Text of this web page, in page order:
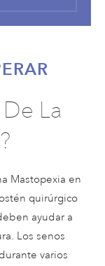
La
Mastopexia en
quirúrgico
ayudar a
Los senos
varios